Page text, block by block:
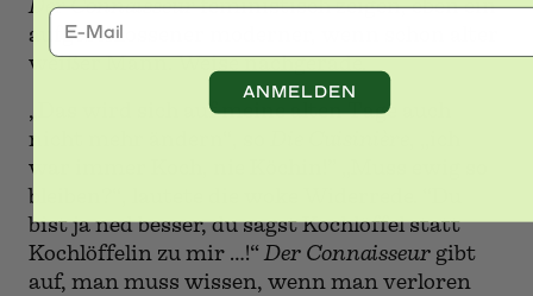
Der Connaisseurfeministisch zeigen, eben ein
aufgeschlossener moderner, wenn schon alter
weißer Mann. Weise nachgerade.
„Das wird sich auf meine alten Tage auch
nicht mehr ändern“, so
war immer Koch, nie Köchin!” „Muss ewig so
bleiben?“, lautete die woke Widerrede. “Du
bist ja ned besser, du sagst Kochlöffel statt
Kochlöffelin zu mir …!“ Der Connaisseur gibt
auf, man muss wissen, wenn man verloren
E-Mail
ANMELDEN